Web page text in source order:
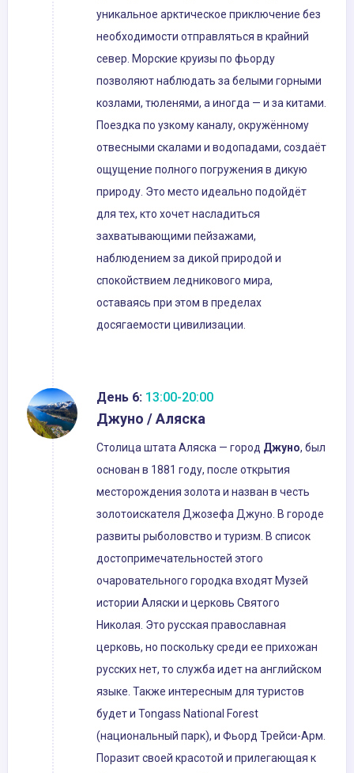
уникальное арктическое приключение без
необходимости отправляться в крайний
север. Морские круизы по фьорду
позволяют наблюдать за белыми горными
козлами, тюленями, а иногда — и за китами.
Поездка по узкому каналу, окружённому
отвесными скалами и водопадами, создаёт
ощущение полного погружения в дикую
природу. Это место идеально подойдёт
для тех, кто хочет насладиться
захватывающими пейзажами,
наблюдением за дикой природой и
спокойствием ледникового мира,
оставаясь при этом в пределах
досягаемости цивилизации.
День 6: 13:00-20:00
Джуно / Аляска
Столица штата Аляска — город Джуно, был
основан в 1881 году, после открытия
месторождения золота и назван в честь
золотоискателя Джозефа Джуно. В городе
развиты рыболовство и туризм. В список
достопримечательностей этого
очаровательного городка входят Музей
истории Аляски и церковь Святого
Николая. Это русская православная
церковь, но поскольку среди ее прихожан
русских нет, то служба идет на английском
языке. Также интересным для туристов
будет и Tongass National Forest
(национальный парк), и Фьорд Трейси-Арм.
Поразит своей красотой и прилегающая к